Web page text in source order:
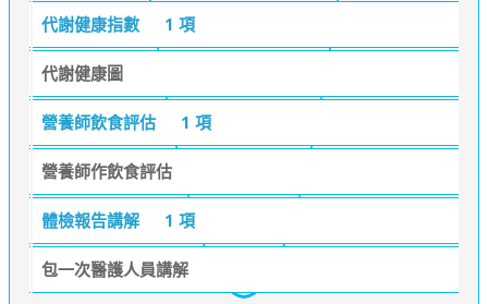
代謝健康指數 1 項
代謝健康圖
營養師飲食評估 1 項
營養師作飲食評估
體檢報告講解 1 項
包一次醫護人員講解